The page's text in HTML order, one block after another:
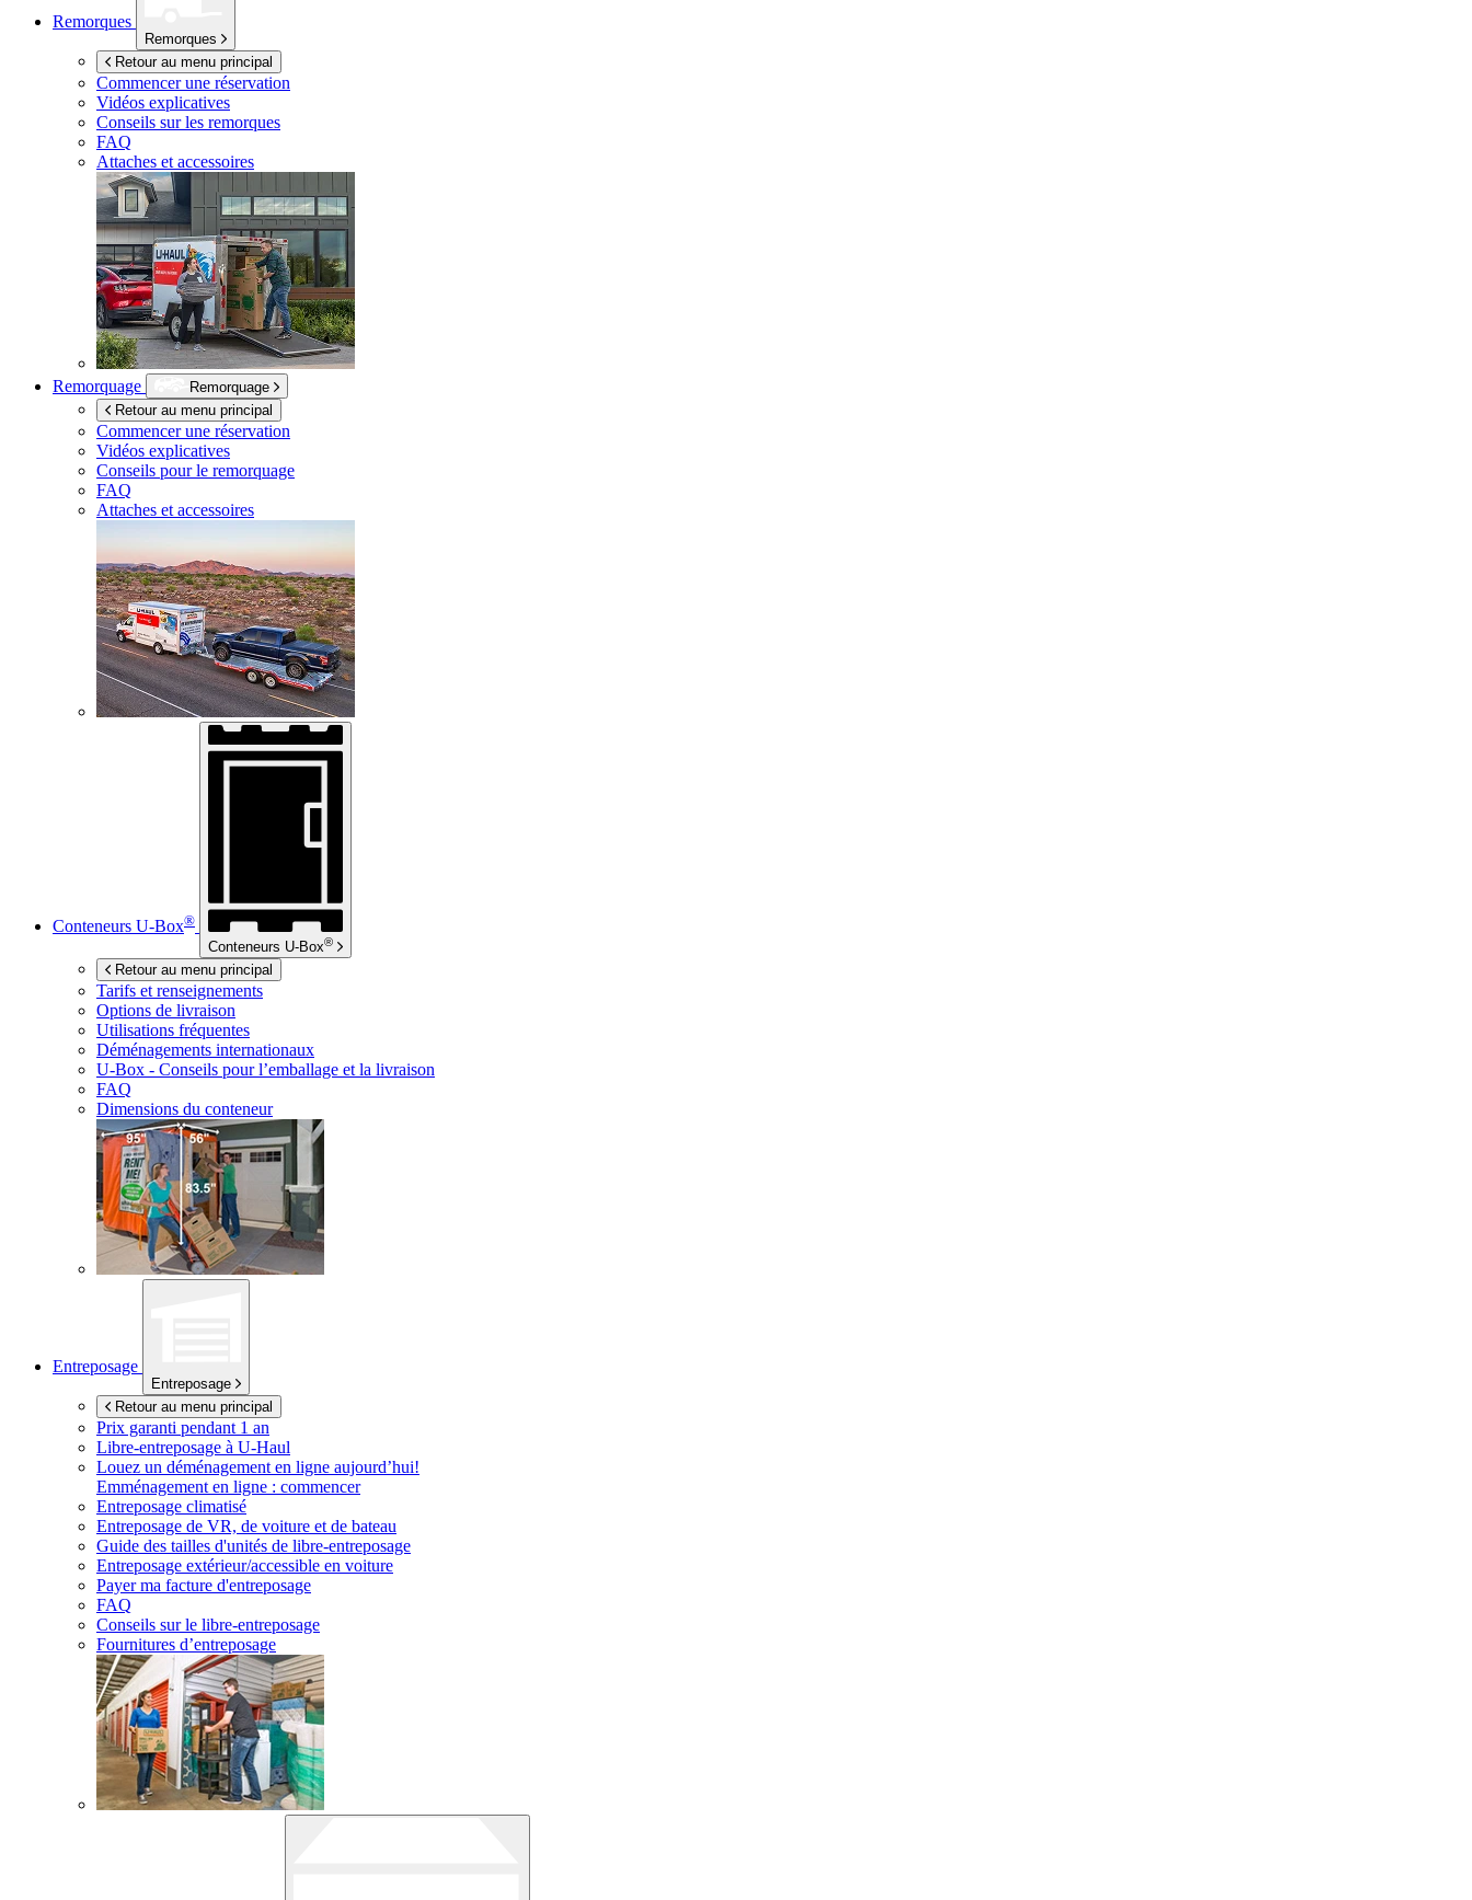
Remorques
Remorques
Retour au menu principal
Commencer une réservation
Vidéos explicatives
Conseils sur les remorques
FAQ
Attaches et accessoires
Remorquage
Remorquage
Retour au menu principal
Commencer une réservation
Vidéos explicatives
Conseils pour le remorquage
FAQ
Attaches et accessoires
Conteneurs U-Box®
Conteneurs U-Box®
Retour au menu principal
Tarifs et renseignements
Options de livraison
Utilisations fréquentes
Déménagements internationaux
U-Box - Conseils pour l’emballage et la livraison
FAQ
Dimensions du conteneur
Entreposage
Entreposage
Retour au menu principal
Prix garanti pendant 1 an
Libre-entreposage à U-Haul
Louez un déménagement en ligne aujourd’hui!
Emménagement en ligne : commencer
Entreposage climatisé
Entreposage de VR, de voiture et de bateau
Guide des tailles d'unités de libre-entreposage
Entreposage extérieur/accessible en voiture
Payer ma facture d'entreposage
FAQ
Conseils sur le libre-entreposage
Fournitures d’entreposage